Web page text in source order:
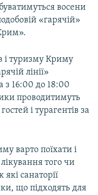
восени
«гарячій»
і туризму Криму
лінії»
з 16:00 до 18:00
проводитимуть
і турагентів за
варто поїхати і
того чи
санаторії
що підходять для